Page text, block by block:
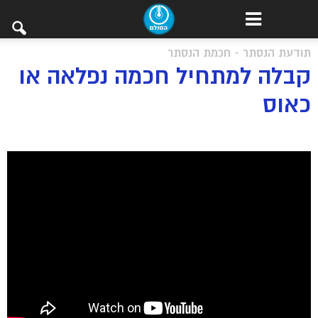
תודעת הנסתר - חכמת הנסתר
קבלה למתחיל חכמה נפלאה או
כאוס